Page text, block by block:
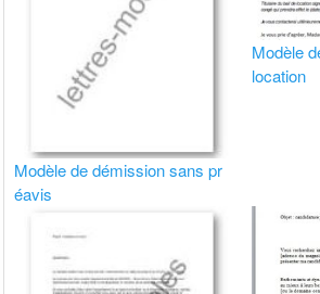
Modèle de démission sans pr
éavis
Modèle
location